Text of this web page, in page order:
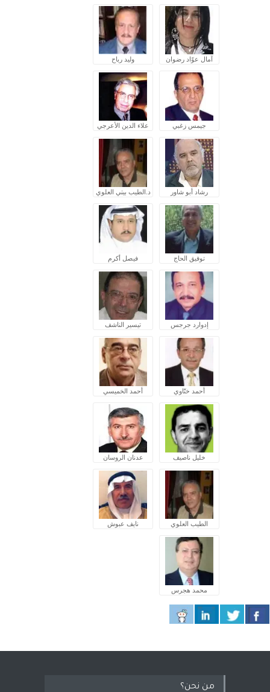
آمال عوّاد رضوان وليد رباح
جيمس زغبي علاء الدين الأعرجي
رشاد أبو شاور د.الطيب بيتي العلوي
توفيق الحاج فيصل أكرم
إدوارد جرجس تيسير الناشف
أحمد ختّاوي أحمد الخميسي
خليل ناصيف عدنان الروسان
الطيب العلوي نايف عبوش
محمد هجرس
من نحن؟